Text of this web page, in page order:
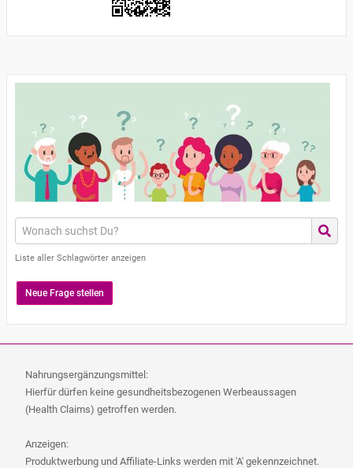
Liste aller Schlagwörter anzeigen
Neue Frage stellen
Nahrungsergänzungsmittel:
Hierfür dürfen keine gesundheitsbezogenen Werbeaussagen
(Health Claims) getroffen werden.
Anzeigen:
Produktwerbung und Affiliate-Links werden mit 'A' gekennzeichnet.